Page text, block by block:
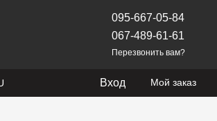
095-667-05-84
067-489-61-61
Перезвонить вам?
Вход Мой заказ